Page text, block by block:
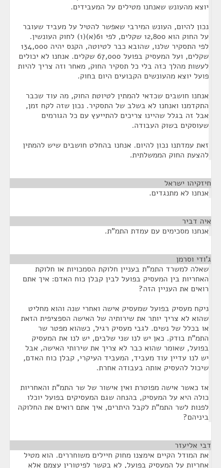
יוצא מהעונש שאנחנו מטילים על המעבידים.
נכון להיום, העונש המירבי שאפשר להטיל על מעביד שעובר
על החוק הוא 12,800 שקלים, לפי 61(א)(1) לחוק העונשין.
לפי התסקיר שלנו, שהובא כבר לטיוטה, הקנס יהיה 134,000
שקלים, ועל המעסיק בפועל 67,000 שקלים. אנחנו לא יכולים
לעשות מהלך כזה בלי כל תסקיר החוק, מאחר וזה צריך להיות
פועל יוצא מהעונשים הקבועים היום בחוק.
אנחנו חושבים שכדאי להמתין לטיוטת החוק, מה עוד שכבר
התקדמנו ואנחנו לא בשלב של התסקיר. נכון שזה לקח זמן,
אבל זה בגלל שהיינו צריכים להתייעץ עם כל הגורמים
שעוסקים בשוק העבודה.
זאת עמדתנו נכון להיום. אנחנו בהחלט חושבים שיש להמתין
להצעת החוק הממשלתית.
חיזקיהו ישראל
אנחנו לא מתנגדים.
איה דביר
אנחנו מסכימים עם עמדת התמ"ת.
ג'ודי וסרמן
שאלה למשרד התמ"ת בעניין חלוקת הסמכויות או חלוקת
האחריות בין המעסיק בפועל לבין קבלן כוח האדם: איך אתם
רואים את העניין הזה?
ניקח מעסיק בפועל שמעסיק אישה ואחרי שנה והוא מחליט
שהוא לא צריך יותר את שירותיה של האישה הספציפית הזאת
או בכלל של נשים. לגבי מעסיק רגיל, כשהוא מפטר שר
התמ"ת בודק. כאן יש לנו שני שלבים, יש לנו את המעסיק
בפועל, שאומר שהוא כבר לא צריך את שירותי האישה, אבל
יש לנו עדיין עוד מעביד, המעביד העיקרי, קבלן כוח האדם,
שיכול להעסיק אותה בעבודה אחרת.
אז כאשר אישה מפוטרת ואין אישור של שר התמ"ת והאחריות
כולה היא על המעסיק, בהנחה שגם המעסיקים בפועל יוכלו
לפנות לשר התמ"ת לקבל היתרים, איך אתם רואים את החלוקה
ביניהם?
דבי אליעזר
את המודל הקיים אימצנו מחוק חיילים משוחררים. הוא מטיל
אחריות על המעסיק בפועל, לא בקשר לפיטורין עצמם אלא